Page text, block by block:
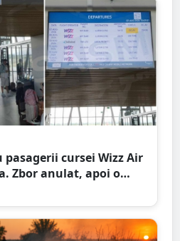
pasagerii cursei Wizz Air
Zbor anulat, apoi o
explicații clare